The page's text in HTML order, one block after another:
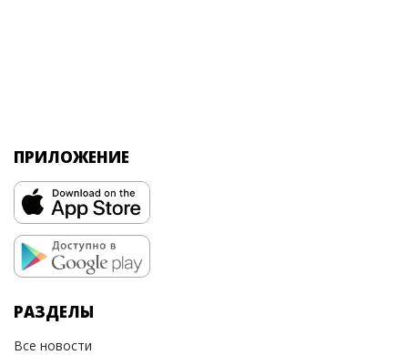
ПРИЛОЖЕНИЕ
РАЗДЕЛЫ
Все новости